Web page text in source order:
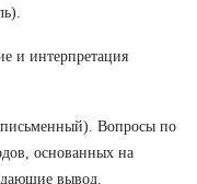
и интерпретация
Вопросы по
основанных на
вывод.